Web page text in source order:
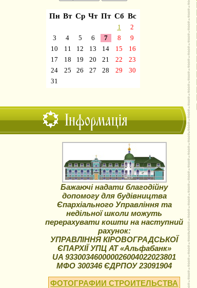
Інформація
Бажаючі надати благодійну
допомогу для будівництва
Єпархіального Управління та
недільної школи можуть
перерахувати кошти на наступний
рахунок:
УПРАВЛІННЯ КІРОВОГРАДСЬКОЇ
ЄПАРХІЇ УПЦ АТ «Альфабанк»
UA 933003460000026004022023801
МФО 300346 ЄДРПОУ 23091904
ФОТОГРАФИИ СТРОИТЕЛЬСТВА